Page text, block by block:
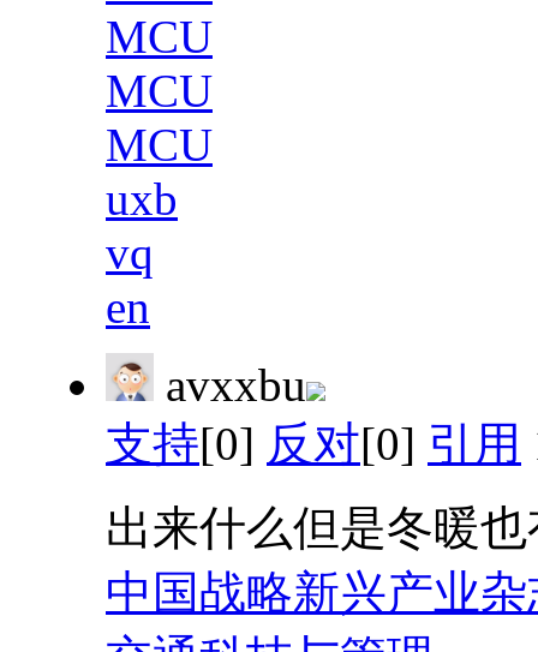
MCU
MCU
MCU
uxb
vq
en
avxxbu
支持[0] 反对[0] 引用
出来什么但是冬暖
中国战略新兴产业杂